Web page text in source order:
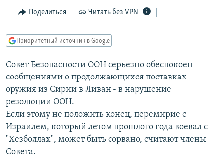
Вернутся
главной
навигации
Вернутся
поиску
МНЕНИЯ
IDEL.РЕАЛИИ
КАВКАЗ.РЕАЛИИ
СЕВЕР.РЕАЛИИ
СИБИРЬ.РЕАЛИИ
РАСПИСАНИЕ ВЕЩАНИЯ
ПОДПИШИТЕСЬ НА РАССЫЛКУ
Поделиться Читать без VPN
Приоритетный источник в Google
Совет Безопасности ООН серьезно обеспокоен
сообщениями о продолжающихся поставках
оружия из Сирии в Ливан - в нарушение
резолюции ООН.
Если этому не положить конец, перемирие с
Израилем, который летом прошлого года воевал с
"Хезболлах", может быть сорвано, считают члены
Совета.